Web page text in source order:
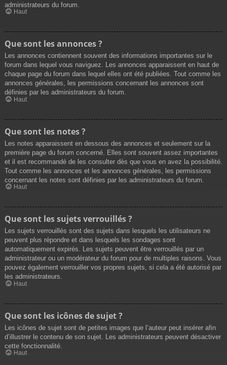
administrateurs du forum.
Haut
Que sont les annonces ?
Les annonces contiennent souvent des informations importantes sur le
forum dans lequel vous naviguez. Les annonces apparaissent en haut de
chaque page du forum dans lequel elles ont été publiées. Tout comme les
annonces générales, les permissions concernant les annonces sont
définies par les administrateurs du forum.
Haut
Que sont les notes ?
Les notes apparaissent en dessous des annonces et seulement sur la
première page du forum concerné. Elles sont souvent assez importantes
et il est recommandé de les consulter dès que vous en avez la possibilité.
Tout comme les annonces et les annonces générales, les permissions
concernant les notes sont définies par les administrateurs du forum.
Haut
Que sont les sujets verrouillés ?
Les sujets verrouillés sont des sujets dans lesquels les utilisateurs ne
peuvent plus répondre et dans lesquels les sondages sont
automatiquement expirés. Les sujets peuvent être verrouillés par un
administrateur ou un modérateur du forum pour de multiples raisons. Vous
pouvez également verrouiller vos propres sujets, si cela a été autorisé par
les administrateurs.
Haut
Que sont les icônes de sujet ?
Les icônes de sujet sont de petites images que l’auteur peut insérer afin
d’illustrer le contenu de son sujet. Les administrateurs peuvent désactiver
cette fonctionnalité.
Haut